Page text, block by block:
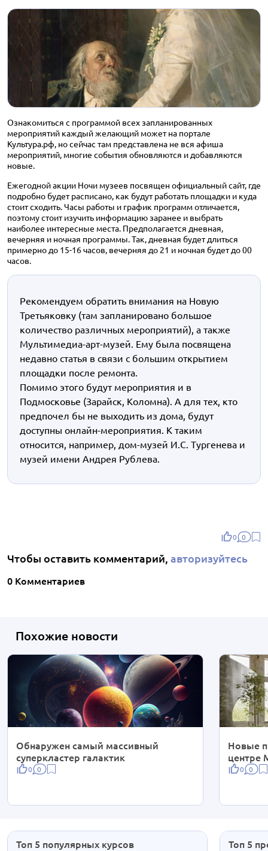
Ознакомиться с программой всех запланированных
мероприятий каждый желающий может на портале
Культура.рф, но сейчас там представлена не вся афиша
мероприятий, многие события обновляются и добавляются
новые.
Ежегодной акции Ночи музеев посвящен официальный сайт, где
подробно будет расписано, как будут работать площадки и куда
стоит сходить. Часы работы и график программ отличается,
поэтому стоит изучить информацию заранее и выбрать
наиболее интересные места. Предполагается дневная,
вечерняя и ночная программы. Так, дневная будет длиться
примерно до 15-16 часов, вечерняя до 21 и ночная будет до 00
часов.
Рекомендуем обратить внимания на Новую
Третьяковку (там запланировано большое
количество различных мероприятий), а также
Мультимедиа-арт-музей. Ему была посвящена
недавно статья в связи с большим открытием
площадки после ремонта.
Помимо этого будут мероприятия и в
Подмосковье (Зарайск, Коломна). А для тех, кто
предпочел бы не выходить из дома, будут
доступны онлайн-мероприятия. К таким
относится, например, дом-музей И.С. Тургенева и
музей имени Андрея Рублева.
0 0
Чтобы оставить комментарий, авторизуйтесь
0 Комментариев
Похожие новости
Обнаружен самый массивный
суперкластер галактик
0 0
Новые
центре
0 0
Топ 5 популярных курсов Топ 5